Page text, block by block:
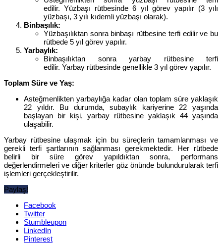
edilir. Yüzbaşı rütbesinde 6 yıl görev yapılır (3 yılı
yüzbaşı, 3 yılı kıdemli yüzbaşı olarak).
Binbaşılık:
Yüzbaşılıktan sonra binbaşı rütbesine terfi edilir ve bu
rütbede 5 yıl görev yapılır.
Yarbaylık:
Binbaşılıktan sonra yarbay rütbesine terfi
edilir. Yarbay rütbesinde genellikle 3 yıl görev yapılır.
Toplam Süre ve Yaş:
Asteğmenlikten yarbaylığa kadar olan toplam süre yaklaşık
22 yıldır. Bu durumda, subaylık kariyerine 22 yaşında
başlayan bir kişi, yarbay rütbesine yaklaşık 44 yaşında
ulaşabilir.
Yarbay rütbesine ulaşmak için bu süreçlerin tamamlanması ve
gerekli terfi şartlarının sağlanması gerekmektedir. Her rütbede
belirli bir süre görev yapıldıktan sonra, performans
değerlendirmeleri ve diğer kriterler göz önünde bulundurularak terfi
işlemleri gerçekleştirilir.
Paylaş!
Facebook
Twitter
Stumbleupon
LinkedIn
Pinterest